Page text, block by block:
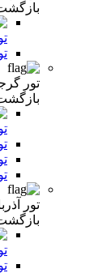
تور
تور